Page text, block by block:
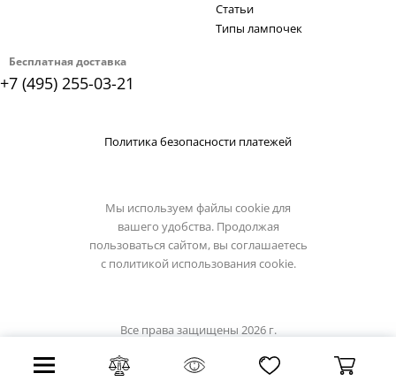
Бесплатная доставка
+7 (495) 255-03-21
Статьи
Типы лампочек
Политика безопасности платежей
Мы используем файлы cookie для
вашего удобства. Продолжая
пользоваться сайтом, вы соглашаетесь
с политикой использования cookie.
Все права защищены 2026 г.